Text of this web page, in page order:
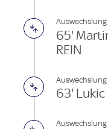
Auswechslung
65'
REIN
Auswechslung
63' Lukic
Auswechslung